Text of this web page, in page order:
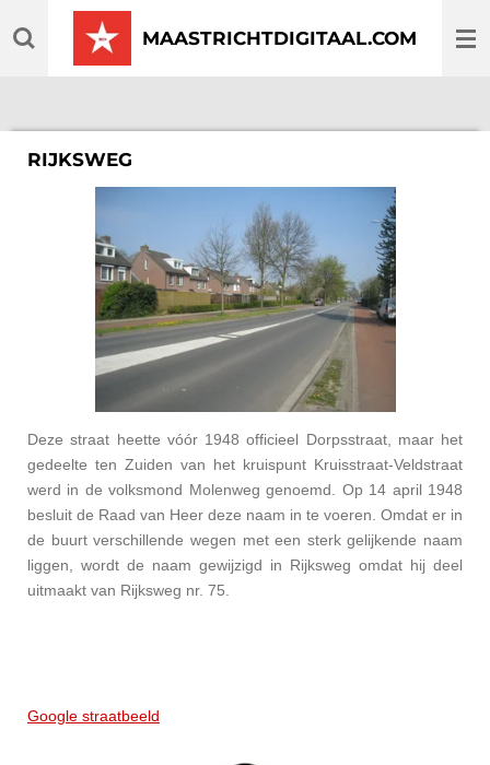
direct
MAASTRICHTDIGITAAL.COM
RIJKSWEG
Deze straat heette vóór 1948 officieel Dorpsstraat, maar het
gedeelte ten Zuiden van het kruispunt Kruisstraat-Veldstraat
werd in de volksmond Molenweg genoemd. Op 14 april 1948
besluit de Raad van Heer deze naam in te voeren. Omdat er in
de buurt verschillende wegen met een sterk gelijkende naam
liggen, wordt de naam gewijzigd in Rijksweg omdat hij deel
uitmaakt van Rijksweg nr. 75.
Google straatbeeld